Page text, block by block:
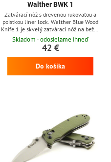
Walther BWK 1
Zatvárací nôž s drevenou rukoväťou a
poistkou liner lock. Walther Blue Wood
Knife 1 je skvelý zatvárací nôž na bežné
nosenie a do prírody. Čepeľ z nerezovej
ocele 440C s titánovou povrchovou
úpravou je bezúdržbová a dobre drží
ostrie. Rukoväť noža z orechového dreva
je ergonomicky tvarovaná a príjemne sa
Skladom - odosielame ihneď
42 €
Do košíka